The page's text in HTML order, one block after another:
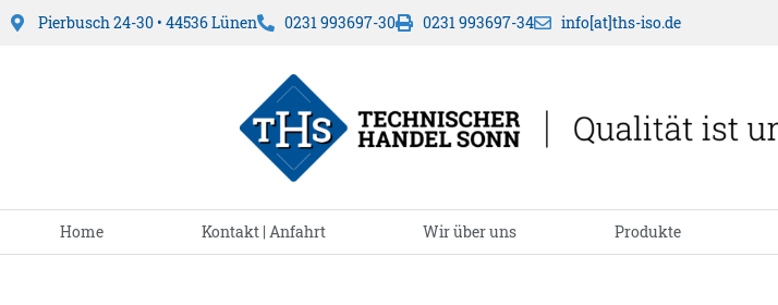
Pierbusch 24-30 • 44536 Lünen 0231 993697-30 0231 993697-34 info[at]ths-iso.de
Home Kontakt | Anfahrt Wir über uns Produkte